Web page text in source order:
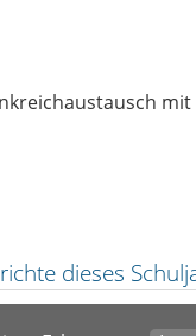
dieses